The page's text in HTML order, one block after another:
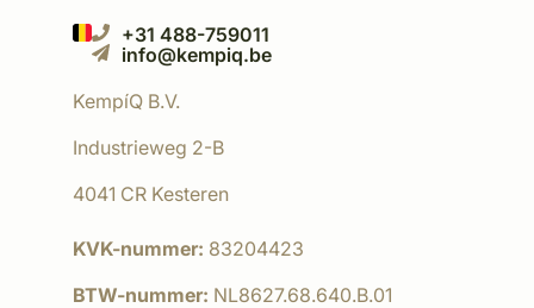
+31 488-759011
info@kempiq.be
KempíQ B.V.
Industrieweg 2-B
4041 CR Kesteren
KVK-nummer: 83204423
BTW-nummer: NL8627.68.640.B.01